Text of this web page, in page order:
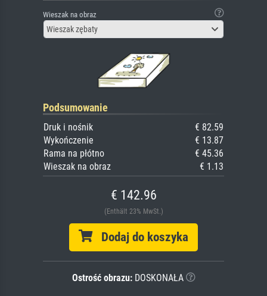
Wieszak na obraz
Wieszak zębaty
Podsumowanie
Druk i nośnik
€ 82.59
Wykończenie
€ 13.87
Rama na płótno
€ 45.36
Wieszak na obraz
€ 1.13
€ 142.96
(Enthält 23% MwSt.)
Dodaj do koszyka
Ostrość obrazu:DOSKONAŁA